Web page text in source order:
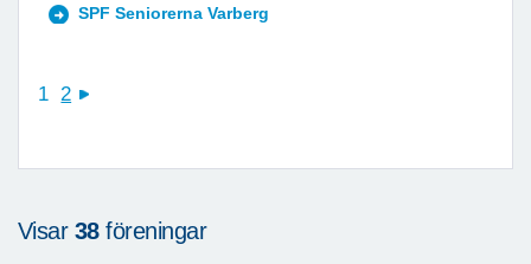
SPF Seniorerna Varberg
1 2 next
Visar 38föreningar